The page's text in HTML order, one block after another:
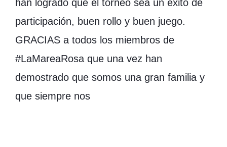
han logrado que el torneo sea un éxito de
participación, buen rollo y buen juego.
GRACIAS a todos los miembros de
#LaMareaRosa que una vez han
demostrado que somos una gran familia y
que siempre nos